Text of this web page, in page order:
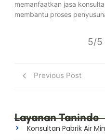
memanfaatkan jasa
membantu proses
5/5
Previous Post
Layanan Tanindo
Konsultan Pabrik Air